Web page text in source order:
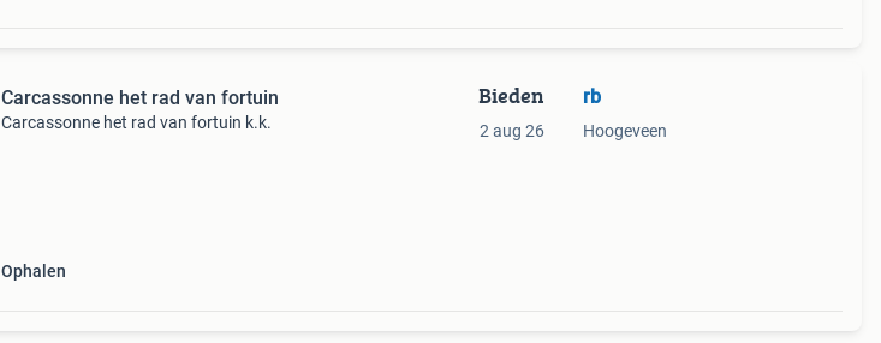
Carcassonne het rad van fortuin
Carcassonne het rad van fortuin k.k.
Ophalen
Bieden
2 aug 26
rb
Hoogeveen